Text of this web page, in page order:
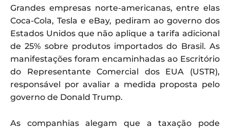
Grandes empresas norte-americanas, entre elas
Coca-Cola, Tesla e eBay, pediram ao governo dos
Estados Unidos que não aplique a tarifa adicional
de 25% sobre produtos importados do Brasil. As
manifestações foram encaminhadas ao Escritório
do Representante Comercial dos EUA (USTR),
responsável por avaliar a medida proposta pelo
governo de Donald Trump.
As companhias alegam que a taxação pode